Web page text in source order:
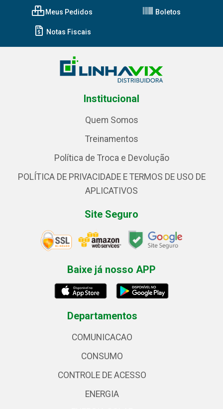
Meus Pedidos Boletos
Notas Fiscais
Institucional
Quem Somos
Treinamentos
Política de Troca e Devolução
POLÍTICA DE PRIVACIDADE E TERMOS DE USO DE
APLICATIVOS
Site Seguro
Baixe já nosso APP
Departamentos
COMUNICACAO
CONSUMO
CONTROLE DE ACESSO
ENERGIA